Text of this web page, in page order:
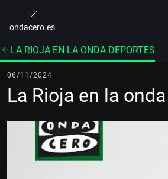
ondacero.es
LA RIOJA EN LA ONDA DEPORTES
06/11/2024
La Rioja en la